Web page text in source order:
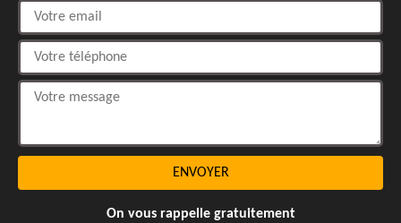
On vous rappelle gratuitement